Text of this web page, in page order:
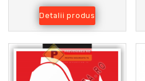
Detalii produs